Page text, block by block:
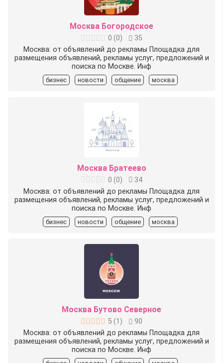
Москва Богородское
0 (0)
35
Москва: от объявлений до рекламы Площадка для
размещения объявлений, рекламы услуг, предложений и
поиска по Москве. Инф
бизнес новости общение москва
Москва Братеево
0 (0)
34
Москва: от объявлений до рекламы Площадка для
размещения объявлений, рекламы услуг, предложений и
поиска по Москве. Инф
бизнес новости общение москва
Москва Бутово Северное
5 (1 )
90
Москва: от объявлений до рекламы Площадка для
размещения объявлений, рекламы услуг, предложений и
поиска по Москве. Инф